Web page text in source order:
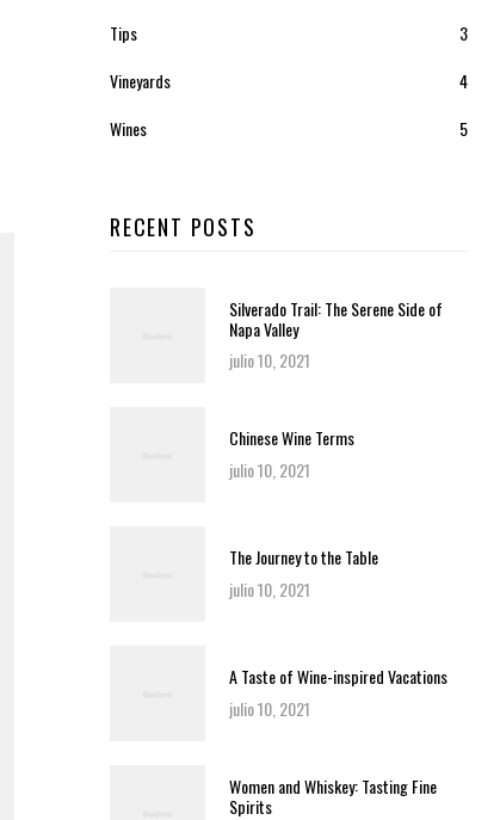
Tips
3
Vineyards
4
Wines
5
RECENT POSTS
Silverado Trail: The Serene Side of
Napa Valley
julio 10, 2021
Chinese Wine Terms
julio 10, 2021
The Journey to the Table
julio 10, 2021
A Taste of Wine-inspired Vacations
julio 10, 2021
Women and Whiskey: Tasting Fine
Spirits